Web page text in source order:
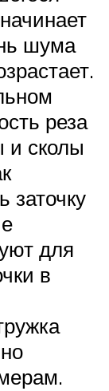
шума
реза
и сколы
заточку
для
в